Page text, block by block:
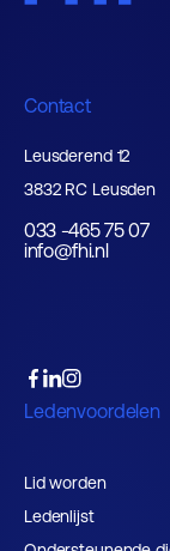
Contact
Leusderend 12
3832 RC Leusden
033 -465 75 07
info@fhi.nl
Ledenvoordelen
Lid worden
Ledenlijst